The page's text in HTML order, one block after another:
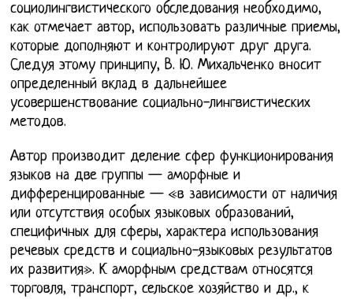
социолингвистического обследования необходимо,
как отмечает автор, использовать различные приемы,
которые дополняют и контролируют друг друга.
Следуя этому принципу, В. Ю. Михальченко вносит
определенный вклад в дальнейшее
усовершенствование социально-лингвистических
методов.
Автор производит деление сфер функционирования
языков на две группы — аморфные и
дифференцированные — «в зависимости от наличия
или отсутствия особых языковых образований,
специфичных для сферы, характера использования
речевых средств и социально-языковых результатов
их развития». К аморфным средствам относятся
торговля, транспорт, сельское хозяйство и др., к